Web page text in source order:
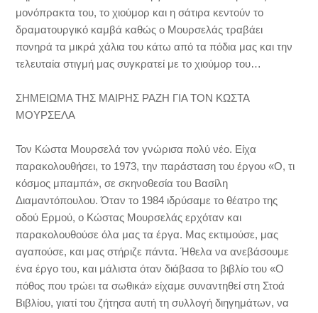
μονόπρακτα του, το χιούμορ και η σάτιρα κεντούν το
δραματουργικό καμβά καθώς ο Μουρσελάς τραβάει
πονηρά τα μικρά χάλια του κάτω από τα πόδια μας και την
τελευταία στιγμή μας συγκρατεί με το χιούμορ του…
ΣΗΜΕΙΩΜΑ ΤΗΣ ΜΑΙΡΗΣ ΡΑΖΗ ΓΙΑ ΤΟΝ ΚΩΣΤΑ
ΜΟΥΡΣΕΛΑ
Τον Κώστα Μουρσελά τον γνώρισα πολύ νέο. Είχα
παρακολουθήσει, το 1973, την παράσταση του έργου «Ο, τι
κόσμος μπαμπά», σε σκηνοθεσία του Βασίλη
Διαμαντόπουλου. Όταν το 1984 ιδρύσαμε το θέατρο της
οδού Ερμού, ο Κώστας Μουρσελάς ερχόταν και
παρακολουθούσε όλα μας τα έργα. Μας εκτιμούσε, μας
αγαπούσε, και μας στήριζε πάντα. Ήθελα να ανεβάσουμε
ένα έργο του, και μάλιστα όταν διάβασα το βιβλίο του «Ο
πόθος που τρώει τα σωθικά» είχαμε συναντηθεί στη Στοά
Βιβλίου, γιατί του ζήτησα αυτή τη συλλογή διηγημάτων, να